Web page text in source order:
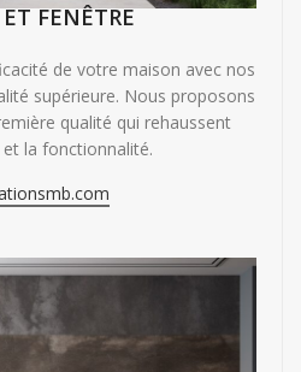
FENÊTRE
de votre maison avec nos
supérieure. Nous proposons
qualité qui rehaussent
la fonctionnalité.